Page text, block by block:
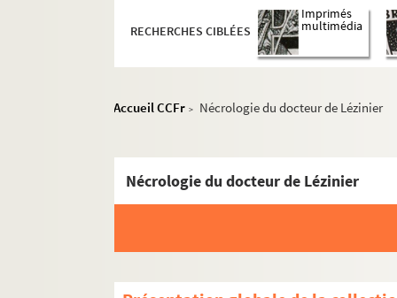
RECHERCHES CIBLÉES
Imprimés
multimédia
Accueil CCFr > Nécrologie du docteur de Lézinier
Nécrologie du docteur de Lézinier